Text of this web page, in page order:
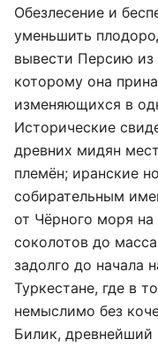
Обезлесение и
уменьшить
вывести Персию из
которому она
изменяющихся в
Исторические
древних мидян
племён; иранские
собирательным
от Чёрного моря
соколотов до
задолго до начала
Туркестане, где в
немыслимо без
Билик,